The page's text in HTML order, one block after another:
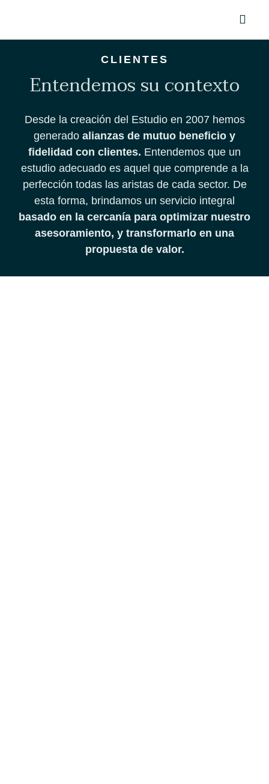
CLIENTES
Entendemos su contexto
Desde la creación del Estudio en 2007 hemos
generado alianzas de mutuo beneficio y
fidelidad con clientes. Entendemos que un
estudio adecuado es aquel que comprende a la
perfección todas las aristas de cada sector. De
esta forma, brindamos un servicio integral
basado en la cercanía para optimizar nuestro
asesoramiento, y transformarlo en una
propuesta de valor.